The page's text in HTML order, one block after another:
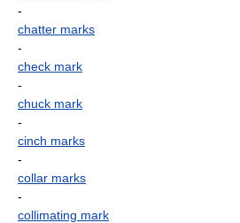
-
chatter marks
-
check mark
-
chuck mark
-
cinch marks
-
collar marks
-
collimating mark